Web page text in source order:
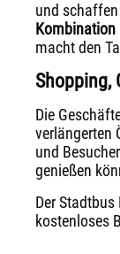
und
Kombination
macht den
Shopping,
Die
verlängerten
und
genießen
Der
kostenloses